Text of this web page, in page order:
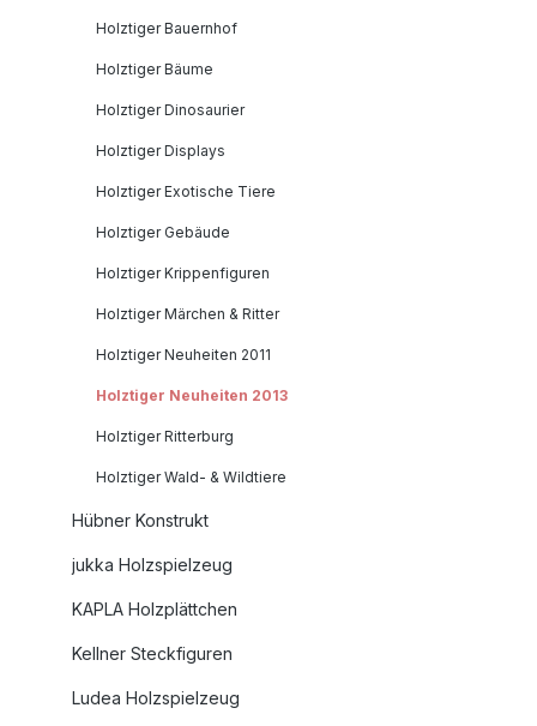
Holztiger Bauernhof
Holztiger Bäume
Holztiger Dinosaurier
Holztiger Displays
Holztiger Exotische Tiere
Holztiger Gebäude
Holztiger Krippenfiguren
Holztiger Märchen & Ritter
Holztiger Neuheiten 2011
Holztiger Neuheiten 2013
Holztiger Ritterburg
Holztiger Wald- & Wildtiere
Hübner Konstrukt
jukka Holzspielzeug
KAPLA Holzplättchen
Kellner Steckfiguren
Ludea Holzspielzeug